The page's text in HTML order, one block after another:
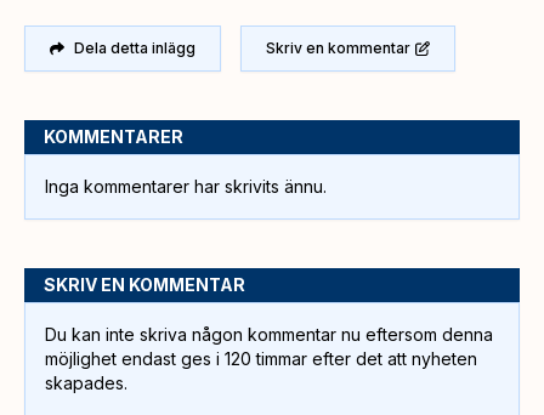
Dela detta inlägg Skriv en kommentar
KOMMENTARER
Inga kommentarer har skrivits ännu.
SKRIV EN KOMMENTAR
Du kan inte skriva någon kommentar nu eftersom denna
möjlighet endast ges i 120 timmar efter det att nyheten
skapades.